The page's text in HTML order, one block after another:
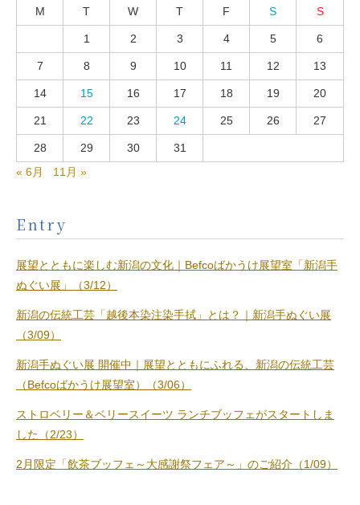
M T W T F S S
1 2 3 4 5 6
7 8 9 10 11 12 13
14 15 16 17 18 19 20
21 22 23 24 25 26 27
28 29 30
31
« 6月
11月 »
Entry
展望とともに楽しむ新潟の文化｜Befcoばかうけ展望室「新潟手
ぬぐい展」（3/12）
新潟の伝統工芸「越後本染注染手拭」とは？｜新潟手ぬぐい展
（3/09）
新潟手ぬぐい展 開催中｜展望とともにふれる、新潟の伝統工芸
（Befcoばかうけ展望室）（3/06）
ストロベリー＆ベリースイーツ ランチブッフェがスタートしま
した（2/23）
2月限定「飲茶ブッフェ～大感謝祭フェア～」のご紹介（1/09）